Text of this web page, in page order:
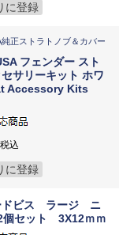
に登録
純正ストラトノブ＆カバー
フェンダー スト
サリーキット ホワ
Accessory Kits
税込
に登録
ドビス ラージ ニ
セット 3X12ｍｍ